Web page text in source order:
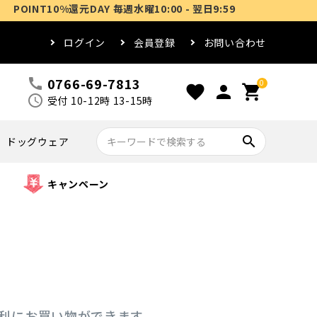
ログイン 会員登録 お問い合わせ
call 0766-69-7813
schedule 受付 10-12時 13-15時 favorite person 0
shopping_cart
還元DAY 毎週水曜10:00 - 翌日9:59
ドッグウェア search
キャンペーン